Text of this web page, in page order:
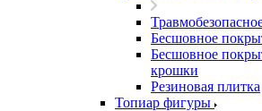
Бесшовное
Бесшовное
крошки
Резиновая плитка
Топиар фигуры